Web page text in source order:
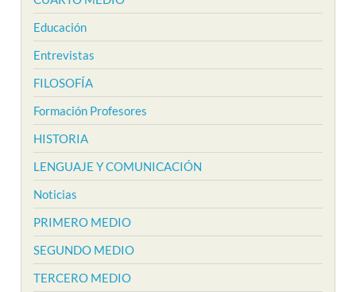
Educación
Entrevistas
FILOSOFÍA
Formación Profesores
HISTORIA
LENGUAJE Y COMUNICACIÓN
Noticias
PRIMERO MEDIO
SEGUNDO MEDIO
TERCERO MEDIO